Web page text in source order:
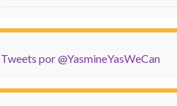
Tweets por @YasmineYasWeCan